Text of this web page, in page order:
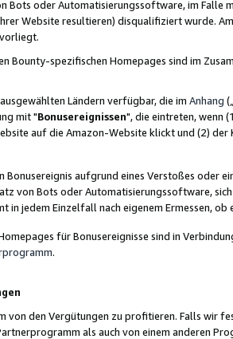
Bots oder Automatisierungssoftware, im Falle
Website resultieren) disqualifiziert wurde.
Bounty-spezifischen Homepages sind im
Ländern verfügbar, die im Anhang („
mit "Bonusereignissen", die eintreten, wenn
auf die Amazon-Website klickt und (2)
aufgrund eines Verstoßes oder
von Bots oder Automatisierungssoftware,
in jedem Einzelfall nach eigenem Ermessen,
für Bonusereignisse sind in
.
von den Vergütungen zu profitieren. Falls wir
als auch von einem anderen